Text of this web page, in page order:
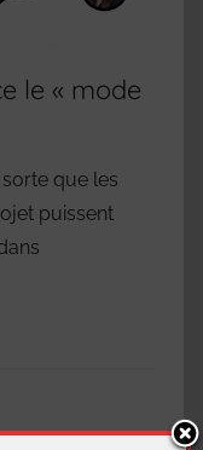
le « mode
que les
puissent